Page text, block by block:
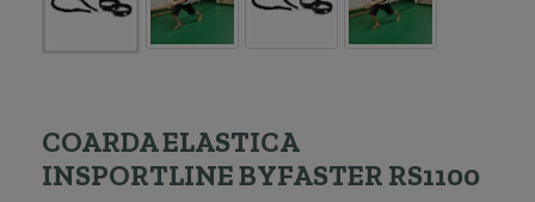
COARDA ELASTICA
INSPORTLINE BYFASTER RS1100